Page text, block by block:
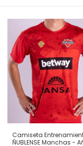
Camiseta
ÑUBLENSE Manchas -